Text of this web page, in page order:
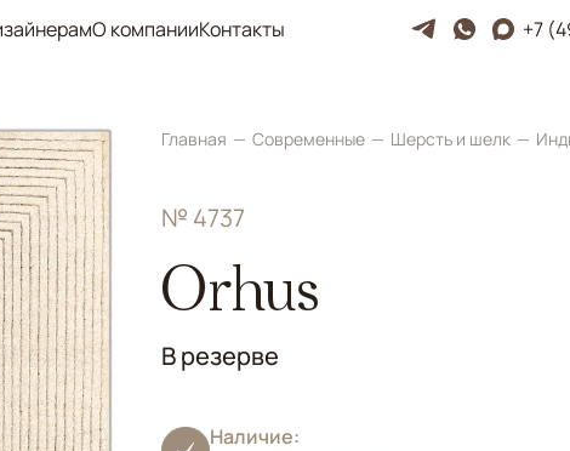
О компанииКонтакты +7
Главная Современные Шерсть и шелк
№ 4737
Orhus
В резерве
Наличие: